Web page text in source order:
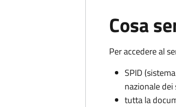
Cosa
Per accedere al
SPID
nazionale dei
tutta la